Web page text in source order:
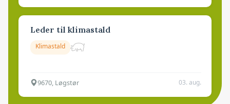
Leder til klimastald
Klimastald
9670, Løgstør 03. aug.